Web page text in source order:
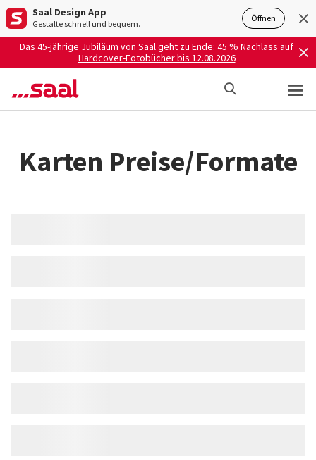
Saal Design App
Gestalte schnell und bequem. Öffnen
Das 45-jährige Jubiläum von Saal geht zu Ende: 45 % Nachlass auf
Hardcover-Fotobücher bis 12.08.2026
Karten Preise/Formate